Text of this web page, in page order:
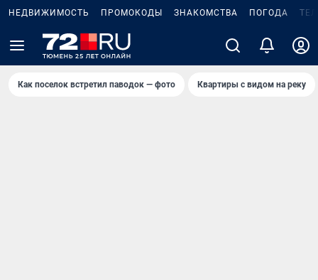
НЕДВИЖИМОСТЬ ПРОМОКОДЫ ЗНАКОМСТВА ПОГОДА
Как поселок встретил паводок — фото Квартиры с видом на реку